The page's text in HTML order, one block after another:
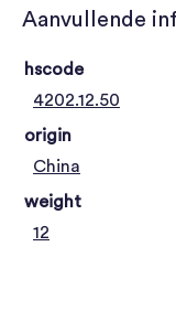
Aanvullende
hscode
4202.12.50
origin
China
weight
12